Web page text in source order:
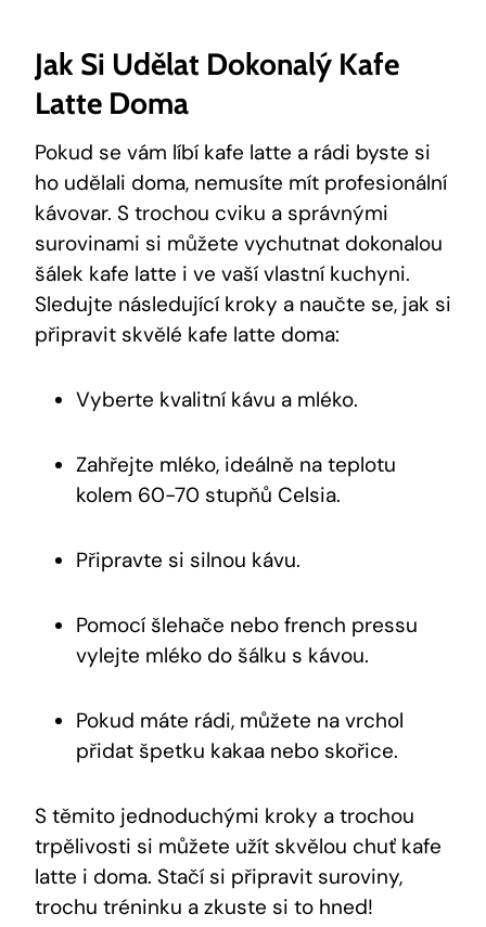
Jak ‍si Udělat Dokonalý ‌kafe
Latte Doma
Pokud se⁣ vám líbí‌ kafe latte a rádi byste si
ho udělali doma, nemusíte mít profesionální
kávovar. S trochou ⁣cviku a ⁢správnými
surovinami si můžete vychutnat dokonalou
šálek kafe latte i ve vaší vlastní‍ kuchyni.
Sledujte následující kroky a naučte se, jak ⁤si
připravit skvělé kafe ⁤latte​ doma:
Vyberte kvalitní kávu a mléko.
Zahřejte mléko, ideálně na teplotu
kolem‍ 60-70 stupňů Celsia.
Připravte⁣ si silnou kávu.
Pomocí šlehače nebo french pressu
vylejte mléko do šálku s kávou.
Pokud máte rádi, můžete na‍ vrchol
přidat⁤ špetku kakaa nebo skořice.
S těmito jednoduchými⁣ kroky a trochou
trpělivosti ⁢si můžete užít skvělou chuť kafe
‌latte i doma. Stačí⁢ si ‌připravit suroviny,
trochu tréninku a zkuste si to⁢ hned!